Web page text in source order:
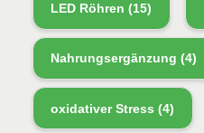
LED Röhren (15)
Nahrungsergänzung (4)
oxidativer Stress (4)